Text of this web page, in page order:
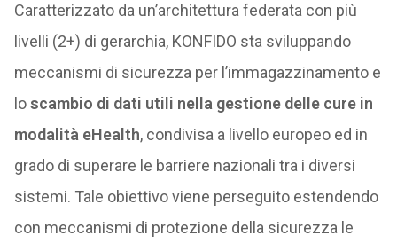
Caratterizzato da un’architettura federata con più
livelli (2+) di gerarchia, KONFIDO sta sviluppando
meccanismi di sicurezza per l’immagazzinamento e
loscambio di dati utili nella gestione delle cure in
modalità eHealth, condivisa a livello europeo ed in
grado di superare le barriere nazionali tra i diversi
sistemi. Tale obiettivo viene perseguito estendendo
con meccanismi di protezione della sicurezza le